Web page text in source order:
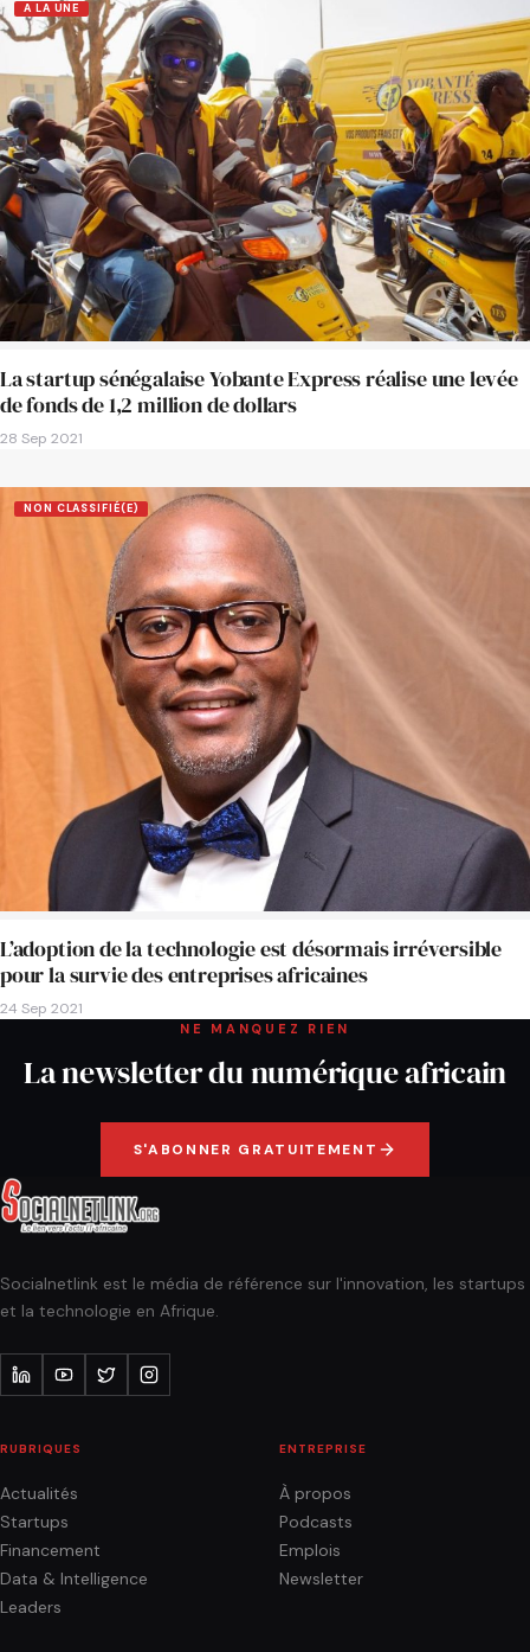
A LA UNE
La startup sénégalaise Yobante Express réalise une levée
de fonds de 1,2 million de dollars
28 Sep 2021
NON CLASSIFIÉ(E)
L’adoption de la technologie est désormais irréversible
pour la survie des entreprises africaines
24 Sep 2021
NE MANQUEZ RIEN
La newsletter du numérique africain
S'ABONNER GRATUITEMENT
Socialnetlink est le média de référence sur l'innovation, les startups
et la technologie en Afrique.
RUBRIQUES
Actualités
Startups
Financement
Data & Intelligence
Leaders
ENTREPRISE
À propos
Podcasts
Emplois
Newsletter